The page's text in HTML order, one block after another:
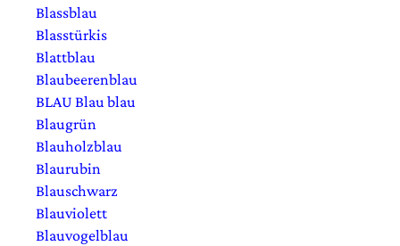
Blassblau
Blasstürkis
Blattblau
Blaubeerenblau
BLAU Blau blau
Blaugrün
Blauholzblau
Blaurubin
Blauschwarz
Blauviolett
Blauvogelblau